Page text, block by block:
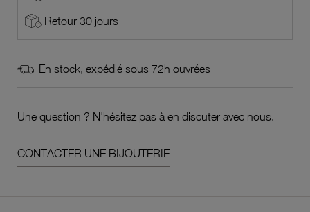
Retour 30 jours
En stock, expédié sous 72h ouvrées
Une question ? N'hésitez pas à en discuter avec nous.
CONTACTER UNE BIJOUTERIE